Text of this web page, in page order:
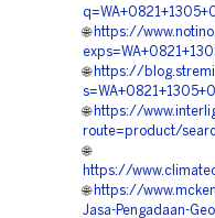
🌐 https://
🌐 https://
🌐 https://
route=product/
🌐
https://
🌐 https://
Jasa-Pengadaan-